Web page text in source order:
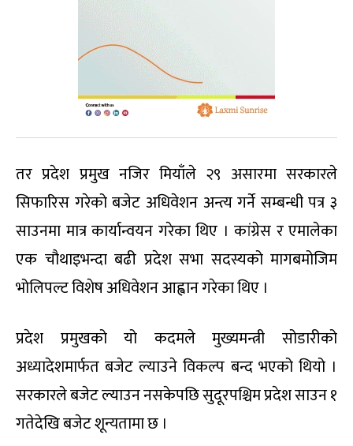
तर प्रदेश प्रमुख नजिर मियाँले २९ असारमा सरकारले
सिफारिस गरेको बजेट अधिवेशन अन्त्य गर्ने सम्बन्धी पत्र ३
साउनमा मात्र कार्यान्वयन गरेका थिए । कांग्रेस र एमालेका
एक चौथाइभन्दा बढी प्रदेश सभा सदस्यको मागबमोजिम
भोलिपल्ट विशेष अधिवेशन आह्वान गरेका थिए ।
प्रदेश प्रमुखको यो कदमले मुख्यमन्त्री सोडारीको
अध्यादेशमार्फत बजेट ल्याउने विकल्प बन्द भएको थियो ।
सरकारले बजेट ल्याउन नसकेपछि सुदूरपश्चिम प्रदेश साउन १
गतेदेखि बजेट शून्यतामा छ ।